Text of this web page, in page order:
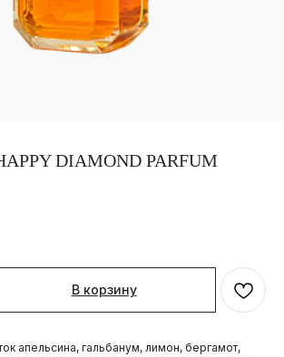
DIAMOND PARFUM
В корзину
апельсина, гальбанум, лимон, бергамот,